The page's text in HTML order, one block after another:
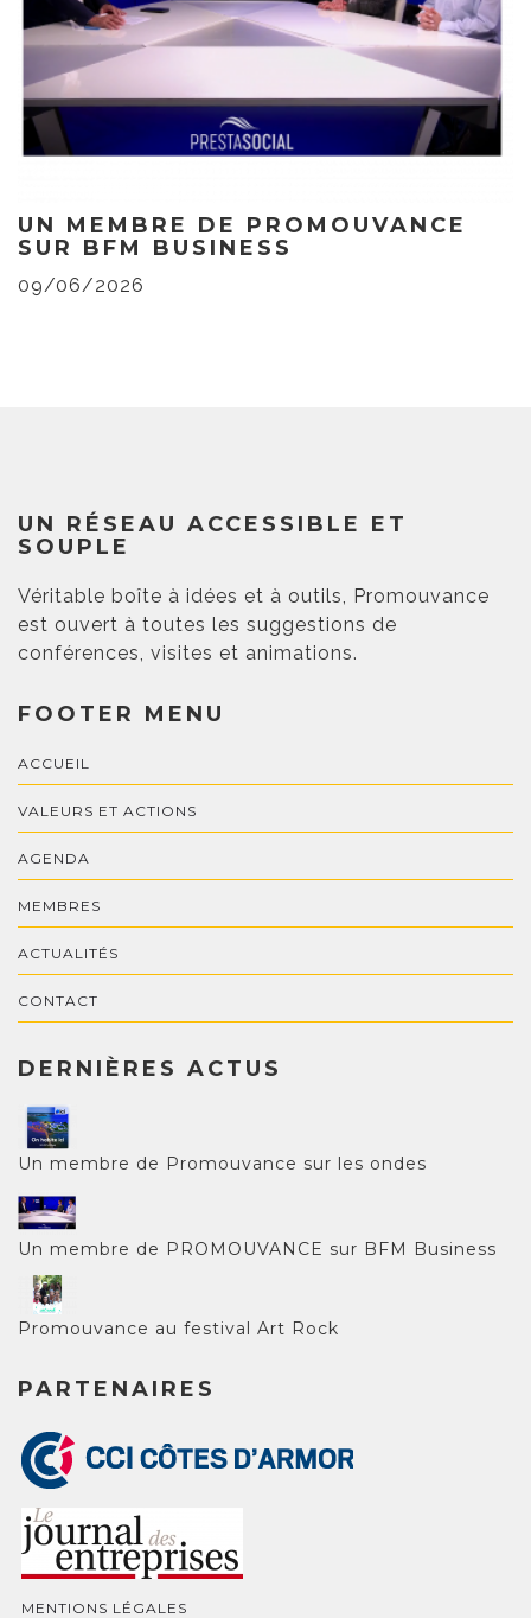
UN MEMBRE DE PROMOUVANCE
SUR BFM BUSINESS
09/06/2026
UN RÉSEAU ACCESSIBLE ET
SOUPLE
Véritable boîte à idées et à outils, Promouvance
est ouvert à toutes les suggestions de
conférences, visites et animations.
FOOTER MENU
ACCUEIL
VALEURS ET ACTIONS
AGENDA
MEMBRES
ACTUALITÉS
CONTACT
DERNIÈRES ACTUS
Un membre de Promouvance sur les ondes
Un membre de PROMOUVANCE sur BFM Business
Promouvance au festival Art Rock
PARTENAIRES
MENTIONS LÉGALES